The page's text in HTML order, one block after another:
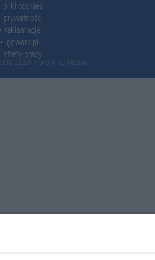
pliki cookies
prywatność
reklamacje
gowork.pl
oferty pracy
2026 Ino-online Media